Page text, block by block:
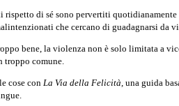
rispetto di sé sono pervertiti
che cercano di guadagnarsi
bene, la violenza non è solo limitata a
troppo comune.
cose con La Via della Felicità, una guida